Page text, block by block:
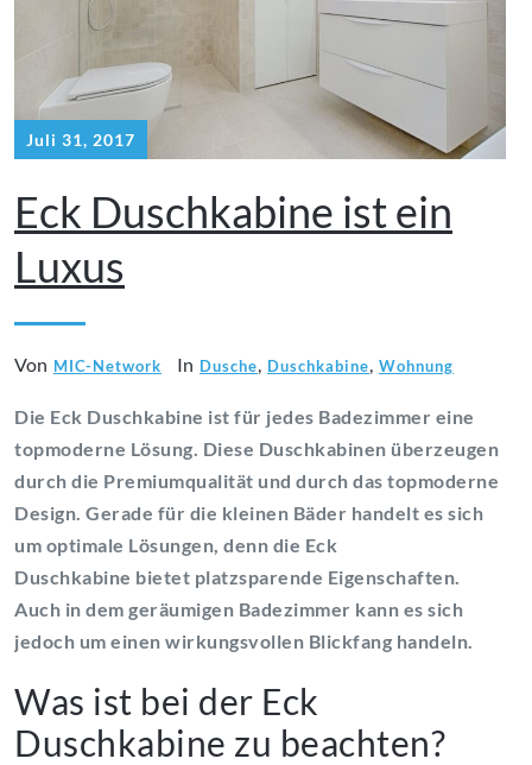
Juli 31, 2017
Eck Duschkabine ist ein
Luxus
Von MIC-Network In Dusche, Duschkabine, Wohnung
Die Eck Duschkabine ist für jedes Badezimmer eine
topmoderne Lösung. Diese Duschkabinen überzeugen
durch die Premiumqualität und durch das topmoderne
Design. Gerade für die kleinen Bäder handelt es sich
um optimale Lösungen, denn die Eck
Duschkabine bietet platzsparende Eigenschaften.
Auch in dem geräumigen Badezimmer kann es sich
jedoch um einen wirkungsvollen Blickfang handeln.
Was ist bei der Eck
Duschkabine zu beachten?